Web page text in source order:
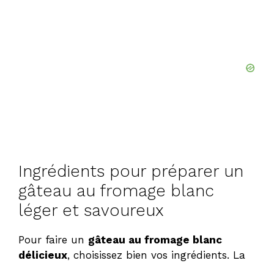
Ingrédients pour préparer un
gâteau au fromage blanc
léger et savoureux
Pour faire un gâteau au fromage blanc
délicieux, choisissez bien vos ingrédients. La